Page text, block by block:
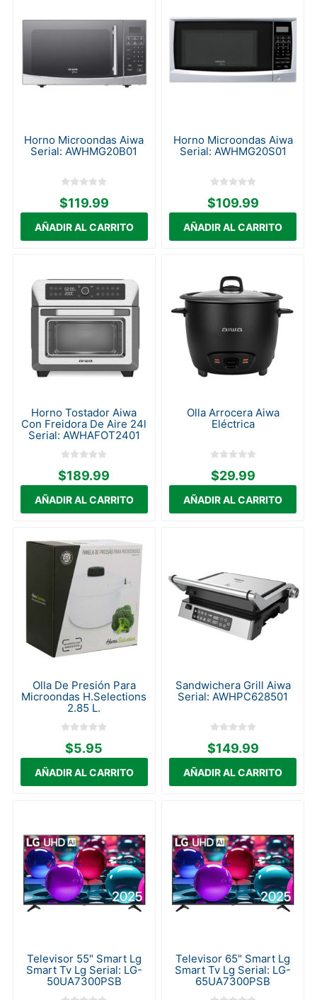
Horno Microondas Aiwa
Serial: AWHMG20B01
$119.99
Horno Microondas Aiwa
Serial: AWHMG20S01
$109.99
Horno Tostador Aiwa
Con Freidora De Aire 24l
Serial: AWHAFOT2401
$189.99
Olla Arrocera Aiwa
Eléctrica
$29.99
Olla De Presión Para
Microondas H.Selections
2.85 L.
$5.95
Sandwichera Grill Aiwa
Serial: AWHPC628501
$149.99
Televisor 55" Smart Lg
Smart Tv Lg Serial: LG-
50UA7300PSB
Televisor 65" Smart Lg
Smart Tv Lg Serial: LG-
65UA7300PSB